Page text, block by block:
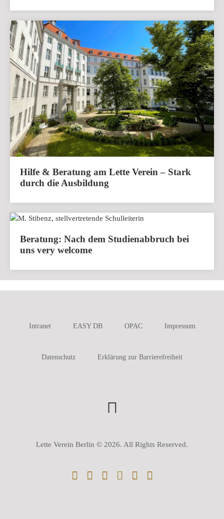
Hilfe & Beratung am Lette Verein – Stark
durch die Ausbildung
Beratung: Nach dem Studienabbruch bei
uns very welcome
Intranet EASY DB OPAC Impressum
Datenschutz Erklärung zur Barrierefreiheit
Lette Verein Berlin © 2026. All Rights Reserved.